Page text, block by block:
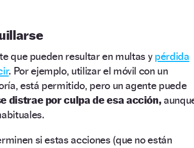
que pueden resultar en multas y pérdida
. Por ejemplo, utilizar el móvil con un
está permitido, pero un agente puede
distrae por culpa de esa acción,
si estas acciones (que no están